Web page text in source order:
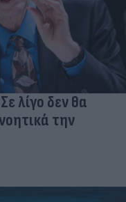
λίγο δεν θα
την